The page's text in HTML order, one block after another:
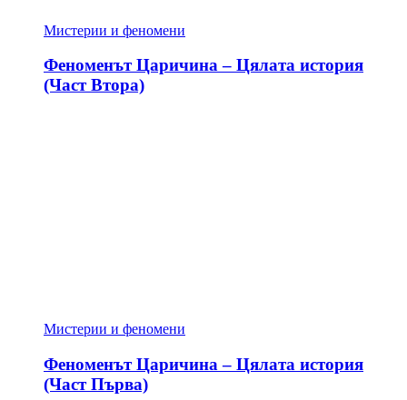
Мистерии и феномени
Феноменът Царичина – Цялата история
(Част Втора)
Мистерии и феномени
Феноменът Царичина – Цялата история
(Част Първа)